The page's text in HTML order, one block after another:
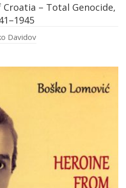
– Total Genocide,
Davidov